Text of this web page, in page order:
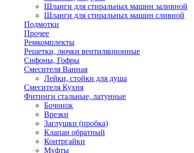
Шланги для стиральных машин заливной
Шланги для стиральных машин сливной
Подмотки
Прочее
Ремкомплекты
Решетки, лючки вентиляционные
Сифоны, Гофры
Смесителя Ванная
Лейки, стойки для душа
Смесителя Кухня
Фитинги стальные, латунные
Бочонок
Врезки
Заглушки (пробка)
Клапан обратный
Контргайки
Муфты